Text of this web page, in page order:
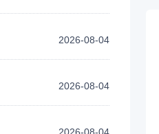
2026-08-04
2026-08-04